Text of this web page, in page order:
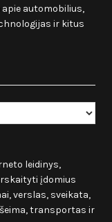
automobilius,
ir kitus
leidinys,
įdomius
verslas, sveikata,
transportas ir